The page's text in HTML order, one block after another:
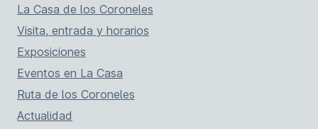
La Casa de los Coroneles
Visita, entrada y horarios
Exposiciones
Eventos en La Casa
Ruta de los Coroneles
Actualidad